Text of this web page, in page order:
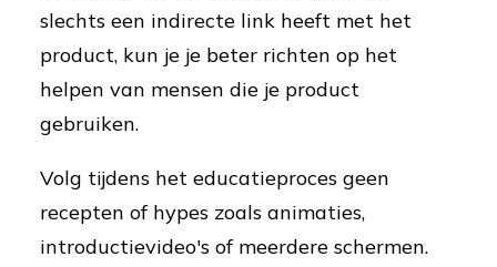
slechts een indirecte link heeft met het
product, kun je je beter richten op het
helpen van mensen die je product
gebruiken.
Volg tijdens het educatieproces geen
recepten of hypes zoals animaties,
introductievideo's of meerdere schermen.